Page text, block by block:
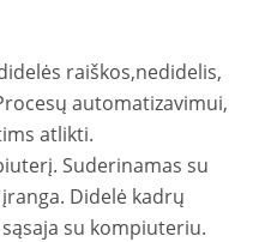
raiškos,nedidelis,
automatizavimui,
atlikti.
Suderinamas su
Didelė kadrų
su kompiuteriu.